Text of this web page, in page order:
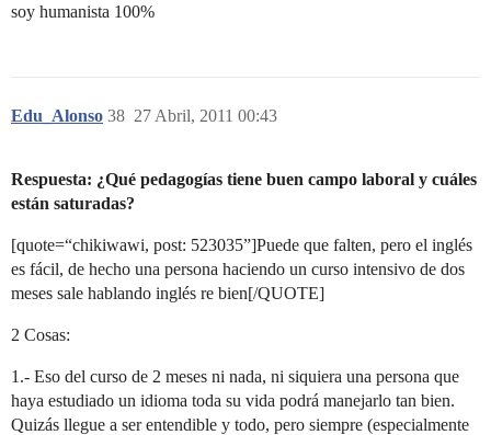
soy humanista 100%
Edu_Alonso 27 Abril, 2011 00:43
38
Respuesta: ¿Qué pedagogías tiene buen campo laboral y cuáles
están saturadas?
[quote=“chikiwawi, post: 523035”]Puede que falten, pero el inglés
es fácil, de hecho una persona haciendo un curso intensivo de dos
meses sale hablando inglés re bien[/QUOTE]
2 Cosas:
1.- Eso del curso de 2 meses ni nada, ni siquiera una persona que
haya estudiado un idioma toda su vida podrá manejarlo tan bien.
Quizás llegue a ser entendible y todo, pero siempre (especialmente